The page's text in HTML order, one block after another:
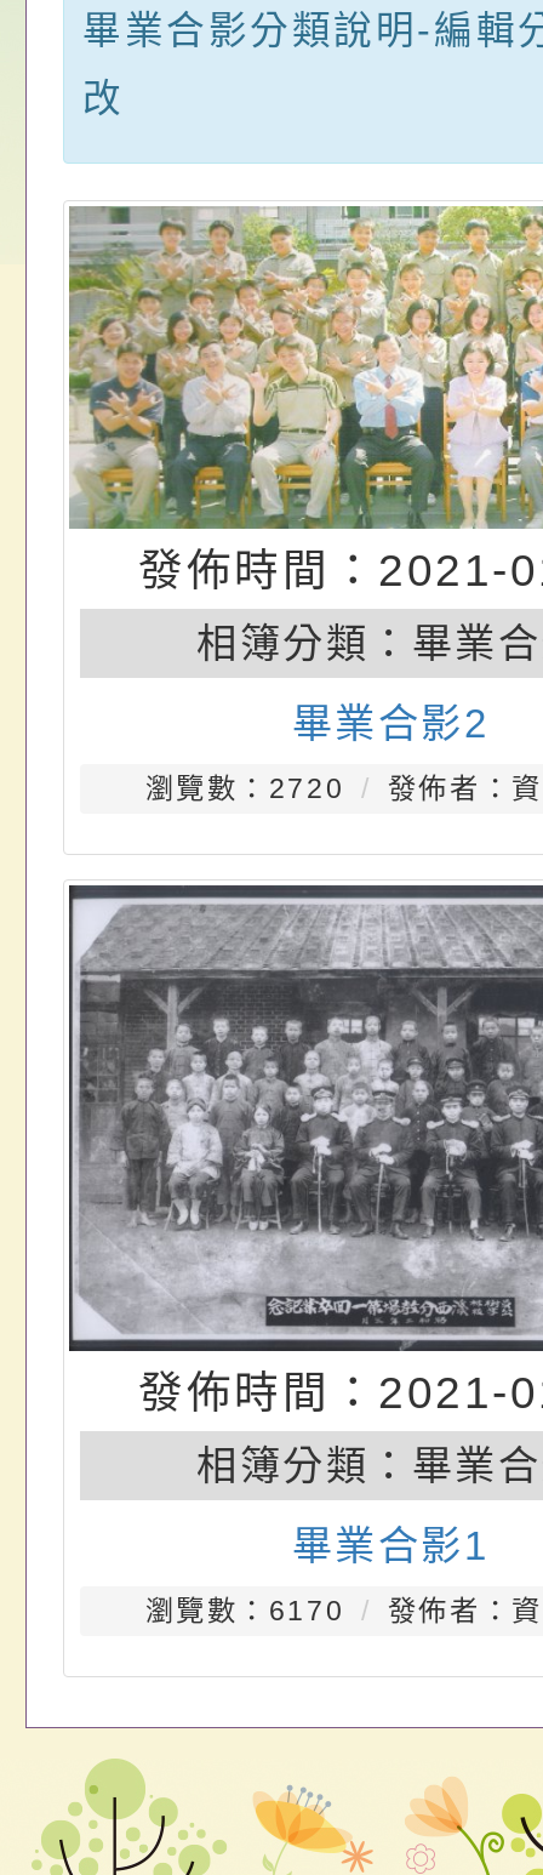
樂會」、「邁向下一
列講座及成長團體」
甄選公告
校課程計畫」核定一
轉知教育部國民及學
辦理「115年度教育
前教育署辦理性別平
置課程與教學人才庫
畫」一案， 請教師
請，請查照。
公告:桃園市政府腸
施問答集
轉知:桃園市交通局
減碳存摺2.0」全民
桃園市政府家庭教育
年度祖孫樂淘桃－祖
祝活動」海報電子檔
位協助鼓勵所屬同仁
關（構）、學校、民
名參加，請查照
轉知有關銓敘部建置
員退休所得重審後實
算器」，公立學校退
亦可利用
畢業合影分類說明-編輯
改
發佈時間：2021-
相簿分類： 畢業
畢業合影2
瀏覽數：2720 發佈者：
發佈時間：2021-
相簿分類： 畢業
畢業合影1
瀏覽數：6170 發佈者：